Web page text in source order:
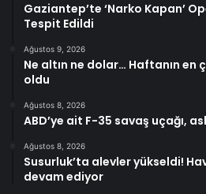
Gaziantep’te ‘Narko Kapan’
Tespit Edildi
Ağustos 9, 2026
Ne altın ne dolar… Haftanın en
oldu
Ağustos 8, 2026
ABD’ye ait F-35 savaş uçağı,
Ağustos 8, 2026
Susurluk’ta alevler yükseldi!
devam ediyor